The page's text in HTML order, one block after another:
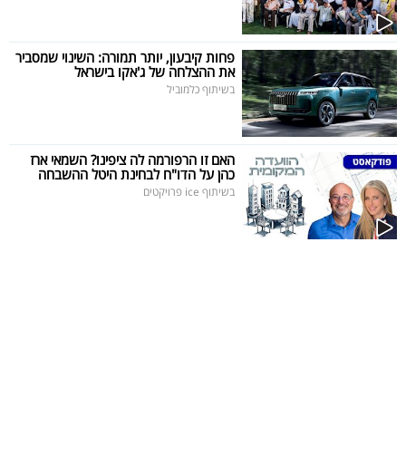
פודקאסט
40
UNDER
40
שיתופי
פעולה
פחות קיבעון, יותר תמורה: השינוי שמסביר
את ההצלחה של ג'אקו בישראל
בשיתוף כלמוביל
האם זו הרפורמה לה ציפינו? השמאי ארז
כהן על הדו"ח לבחינת היטל ההשבחה
בשיתוף ice פרויקטים